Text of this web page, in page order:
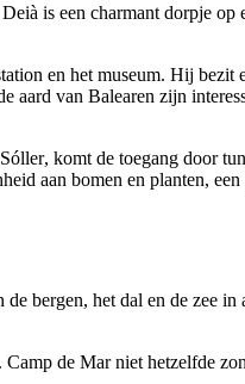
Deià is een charmant dorpje op
en het museum. Hij bezit
aard van Balearen zijn
Sóller, komt de toegang door
aan bomen en planten,
de bergen, het dal en de zee in
. Camp de Marniet hetzelfde